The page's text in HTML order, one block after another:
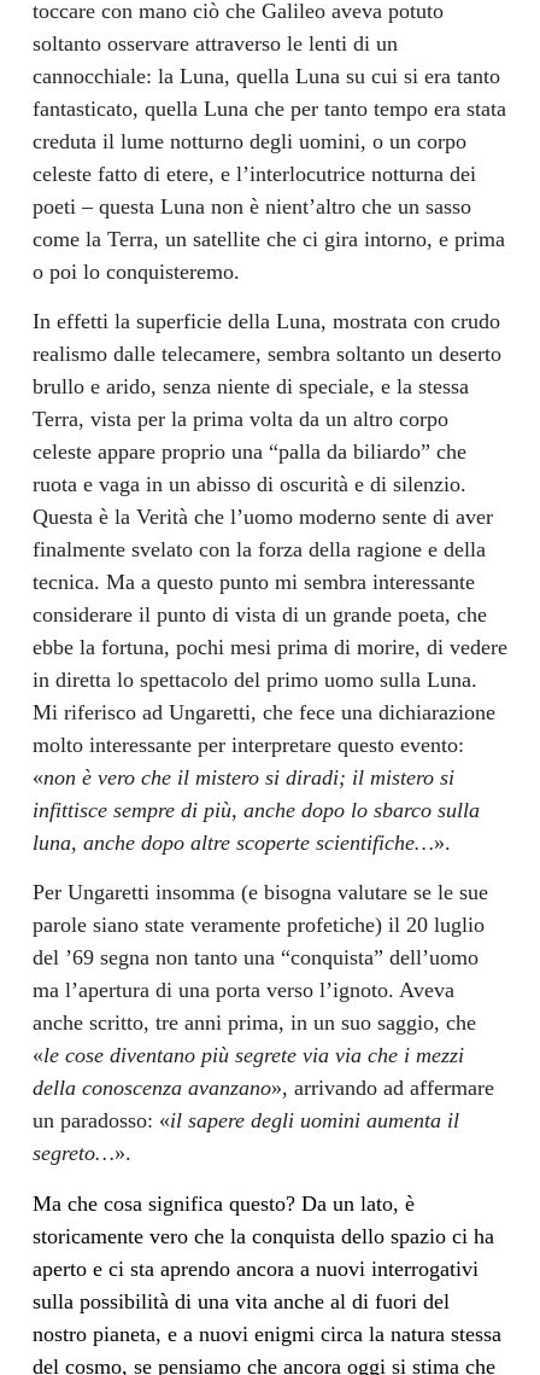
toccare con mano ciò che Galileo aveva potuto
soltanto osservare attraverso le lenti di un
cannocchiale: la Luna, quella Luna su cui si era tanto
fantasticato, quella Luna che per tanto tempo era stata
creduta il lume notturno degli uomini, o un corpo
celeste fatto di etere, e l’interlocutrice notturna dei
poeti – questa Luna non è nient’altro che un sasso
come la Terra, un satellite che ci gira intorno, e prima
o poi lo conquisteremo.
In effetti la superficie della Luna, mostrata con crudo
realismo dalle telecamere, sembra soltanto un deserto
brullo e arido, senza niente di speciale, e la stessa
Terra, vista per la prima volta da un altro corpo
celeste appare proprio una “palla da biliardo” che
ruota e vaga in un abisso di oscurità e di silenzio.
Questa è la Verità che l’uomo moderno sente di aver
finalmente svelato con la forza della ragione e della
tecnica. Ma a questo punto mi sembra interessante
considerare il punto di vista di un grande poeta, che
ebbe la fortuna, pochi mesi prima di morire, di vedere
in diretta lo spettacolo del primo uomo sulla Luna.
Mi riferisco ad Ungaretti, che fece una dichiarazione
molto interessante per interpretare questo evento:
«non è vero che il mistero si diradi; il mistero si
infittisce sempre di più, anche dopo lo sbarco sulla
luna, anche dopo altre scoperte scientifiche…».
Per Ungaretti insomma (e bisogna valutare se le sue
parole siano state veramente profetiche) il 20 luglio
del ’69 segna non tanto una “conquista” dell’uomo
ma l’apertura di una porta verso l’ignoto. Aveva
anche scritto, tre anni prima, in un suo saggio, che
«le cose diventano più segrete via via che i mezzi
della conoscenza avanzano», arrivando ad affermare
un paradosso: «il sapere degli uomini aumenta il
segreto…».
Ma che cosa significa questo? Da un lato, è
storicamente vero che la conquista dello spazio ci ha
aperto e ci sta aprendo ancora a nuovi interrogativi
sulla possibilità di una vita anche al di fuori del
nostro pianeta, e a nuovi enigmi circa la natura stessa
del cosmo, se pensiamo che ancora oggi si stima che